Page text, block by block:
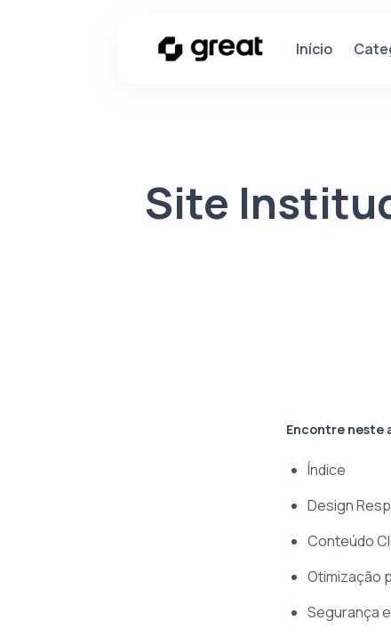
Início
Site
Encontre neste
Índice
Design
Conteúdo
Otimização
Segurança